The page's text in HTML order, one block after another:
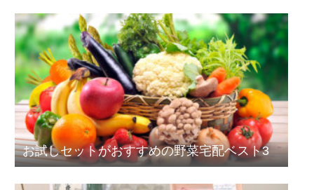
お試しセットがおすすめの野菜宅配ベスト3